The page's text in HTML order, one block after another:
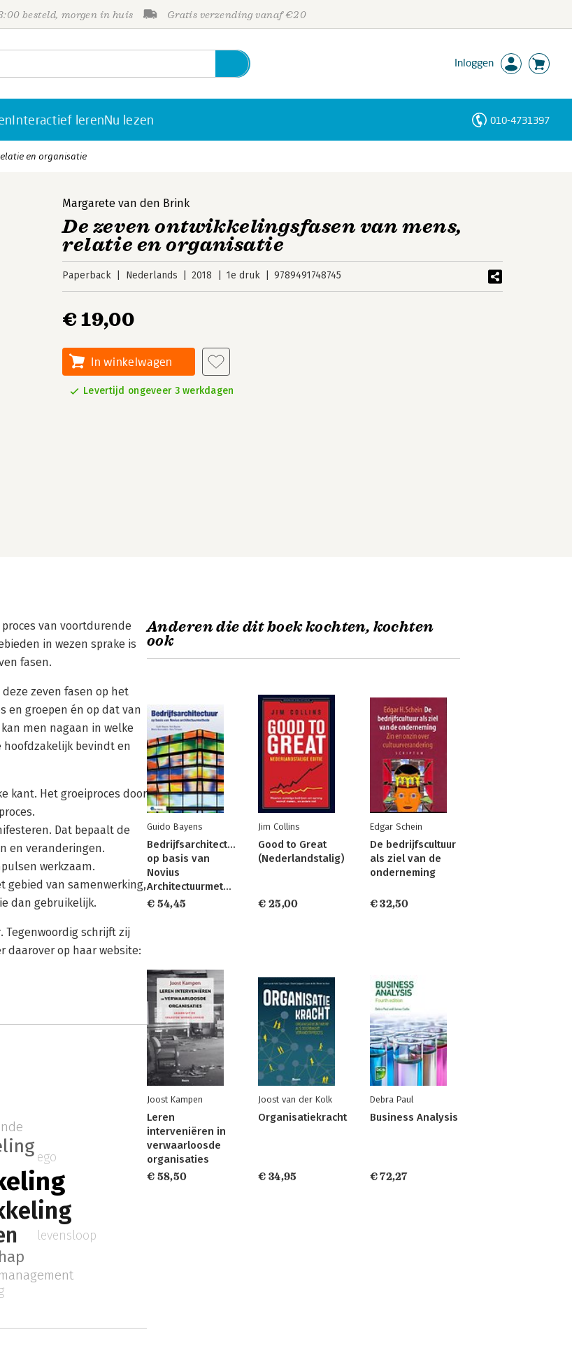
besteld, morgen in huis Gratis verzending vanaf €20
Inloggen
Interactief lerenNu lezen 010-4731397
en organisatie
Margarete van den Brink
De zeven ontwikkelingsfasen van mens,
relatie en organisatie
Paperback Nederlands 2018 1e druk 9789491748745
€ 19,00
In winkelwagen
Levertijd ongeveer 3 werkdagen
van voortdurende
in wezen sprake is
fasen.
zeven fasen op het
en groepen én op dat van
men nagaan in welke
hoofdzakelijk bevindt en
kant. Het groeiproces door
Dat bepaalt de
en veranderingen.
werkzaam.
gebied van samenwerking,
dan gebruikelijk.
Tegenwoordig schrijft zij
daarover op haar website:
levensloop
ego
Anderen die dit boek kochten, kochten
ook
Guido Bayens
Bedrijfsarchitectuur
op basis van
Novius
Architectuurmethode
€ 54,45
Jim Collins
Good to Great
(Nederlandstalig)
€ 25,00
Edgar Schein
De bedrijfscultuur
als ziel van de
onderneming
€ 32,50
Joost Kampen
Leren
interveniëren in
verwaarloosde
organisaties
€ 58,50
Joost van der Kolk
Organisatiekracht
€ 34,95
Debra Paul
Business Analysis
€ 72,27
Personen